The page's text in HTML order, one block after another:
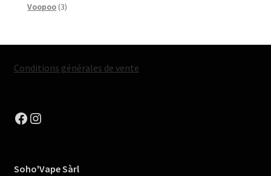
produits
Voopoo 33
Conditions générales de vente
Facebook
Instagram
Soho'Vape Sàrl